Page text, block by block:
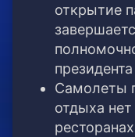
открытие
Самолеты
отдыха